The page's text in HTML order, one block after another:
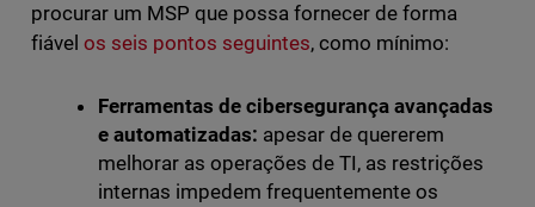
procurar um MSP que possa fornecer de forma
fiável os seis pontos seguintes, como mínimo:
Ferramentas de cibersegurança avançadas
e automatizadas: apesar de quererem
melhorar as operações de TI, as restrições
internas impedem frequentemente os